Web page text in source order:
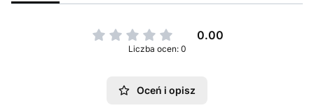
0.00
Liczba ocen: 0
Oceń i opisz